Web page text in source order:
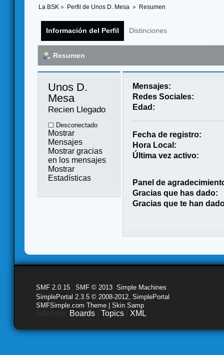
La BSK » Perfil de Unos D. Mesa » Resumen
Información del Perfil Distinciones
Resumen
Unos D.
Mesa
Recien Llegado
Desconectado
Mostrar
Mensajes
Mostrar gracias
en los mensajes
Mostrar
Estadísticas
Mensajes:
Redes Sociales:
Edad:
Fecha de registro:
Hora Local:
Última vez activo:
Panel de
Gracias que has dado:
Gracias que te han
SMF 2.0.15 SMF © 2013 Simple Machines
SimplePortal 2.3.5 © 2008-2012, SimplePortal
SMFSimple.com Theme | Skin Samp
Boards Topics XML